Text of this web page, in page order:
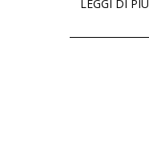
LEGGI DI PIÙ